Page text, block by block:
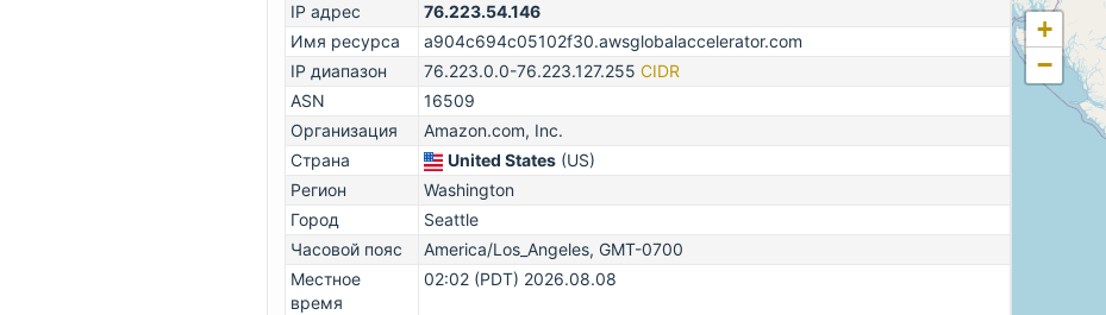
IP адрес
76.223.54.146
Имя ресурса
a904c694c05102f30.awsglobalaccelerator.com
IP диапазон
76.223.0.0-76.223.127.255 CIDR
ASN
16509
Организация
Amazon.com, Inc.
Страна
United States (US)
Регион
Washington
Город
Seattle
Часовой пояс
America/Los_Angeles, GMT-0700
Местное
время
02:02 (PDT) 2026.08.08
+
−